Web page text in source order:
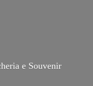
e Souvenir